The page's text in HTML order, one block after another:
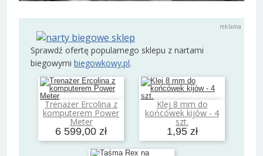
Sprawdź ofertę popularnego sklepu z nartami
biegowymi biegowkowy.pl.
Trenażer Ercolina z
komputerem Power
Meter
6 599,00 zł
Dodaj do koszyka Klej 8 mm do
końcówek kijów - 4
szt.
1,95 zł
Dodaj do koszyka